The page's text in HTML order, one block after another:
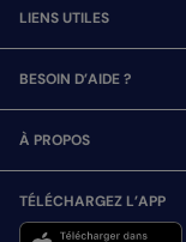
LIENS UTILES
BESOIN D’AIDE ?
À PROPOS
TÉLÉCHARGEZ L’APP